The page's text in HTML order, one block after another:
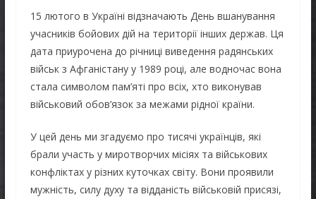
15 лютого в Україні відзначають День вшанування
учасників бойових дій на території інших держав. Ця
дата приурочена до річниці виведення радянських
військ з Афганістану у 1989 році, але водночас вона
стала символом пам’яті про всіх, хто виконував
військовий обов’язок за межами рідної країни.
У цей день ми згадуємо про тисячі українців, які
брали участь у миротворчих місіях та військових
конфліктах у різних куточках світу. Вони проявили
мужність, силу духу та відданість військовій присязі,